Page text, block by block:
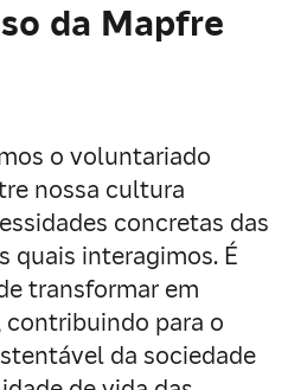
da Mapfre
o voluntariado
nossa cultura
concretas das
quais interagimos. É
transformar em
contribuindo para o
da sociedade